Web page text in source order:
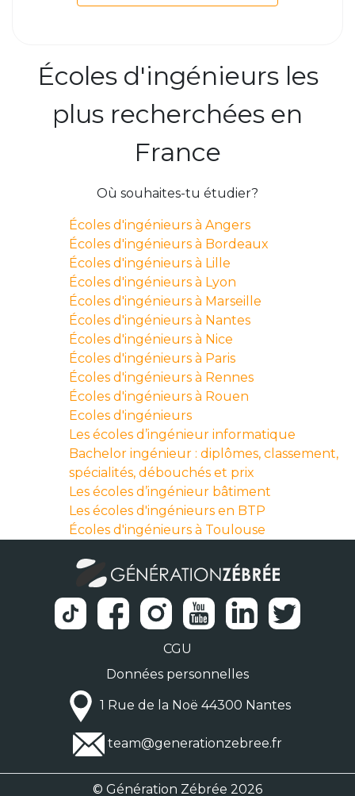
Écoles d'ingénieurs les
plus recherchées en
France
Où souhaites-tu étudier?
Écoles d'ingénieurs à Angers
Écoles d'ingénieurs à Bordeaux
Écoles d'ingénieurs à Lille
Écoles d'ingénieurs à Lyon
Écoles d'ingénieurs à Marseille
Écoles d'ingénieurs à Nantes
Écoles d'ingénieurs à Nice
Écoles d'ingénieurs à Paris
Écoles d'ingénieurs à Rennes
Écoles d'ingénieurs à Rouen
Ecoles d'ingénieurs
Les écoles d’ingénieur informatique
Bachelor ingénieur : diplômes, classement,
spécialités, débouchés et prix
Les écoles d’ingénieur bâtiment
Les écoles d'ingénieurs en BTP
Écoles d'ingénieurs à Toulouse
CGU
Données personnelles
1 Rue de la Noë 44300 Nantes
team@generationzebree.fr
© Génération Zébrée 2026